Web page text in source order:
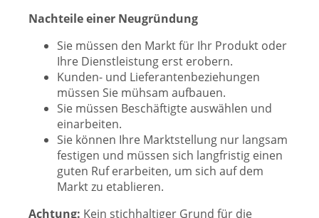
Nachteile einer Neugründung
Sie müssen den Markt für Ihr Produkt oder
Ihre Dienstleistung erst erobern.
Kunden- und Lieferantenbeziehungen
müssen Sie mühsam aufbauen.
Sie müssen Beschäftigte auswählen und
einarbeiten.
Sie können Ihre Marktstellung nur langsam
festigen und müssen sich langfristig einen
guten Ruf erarbeiten, um sich auf dem
Markt zu etablieren.
Achtung: Kein stichhaltiger Grund für die